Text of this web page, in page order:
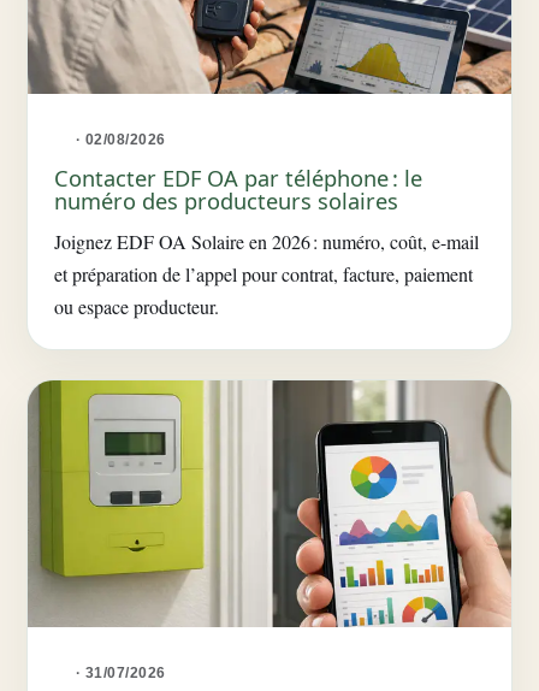
· 02/08/2026
Contacter EDF OA par téléphone : le
numéro des producteurs solaires
Joignez EDF OA Solaire en 2026 : numéro, coût, e-mail
et préparation de l’appel pour contrat, facture, paiement
ou espace producteur.
· 31/07/2026